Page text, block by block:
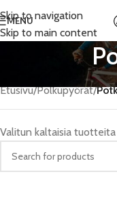
Skip to navigation
Skip to main content
MENU
Etusivu/Polkupyörät/
Valitun kaltaisia